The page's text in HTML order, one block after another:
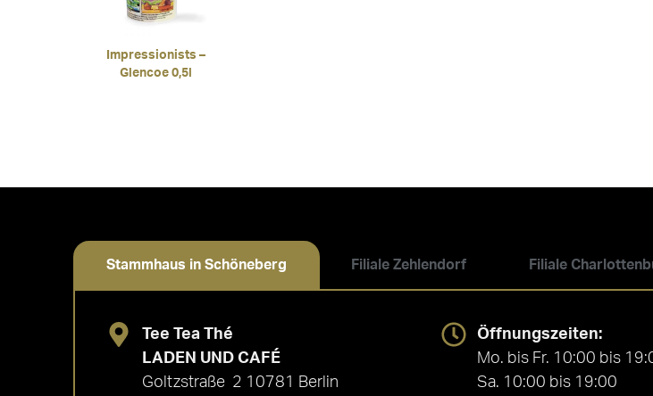
Impressionists –
Glencoe 0,5l
Stammhaus in Schöneberg Filiale Zehlendorf Filiale
Tee Tea Thé
LADEN UND CAFÉ
Goltzstraße 2 10781 Berlin
Öffnungszeiten:
Mo. bis Fr. 10:00 bis
Sa. 10:00 bis 19:00